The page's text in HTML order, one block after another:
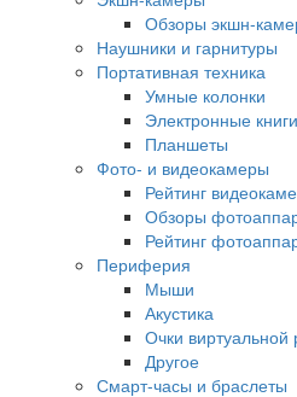
Обзоры экшн-
Наушники и гарнитуры
Портативная техника
Умные колонки
Электронные книги
Планшеты
Фото- и видеокамеры
Рейтинг
Обзоры
Рейтинг
Периферия
Мыши
Акустика
Очки виртуальной
Другое
Смарт-часы и браслеты